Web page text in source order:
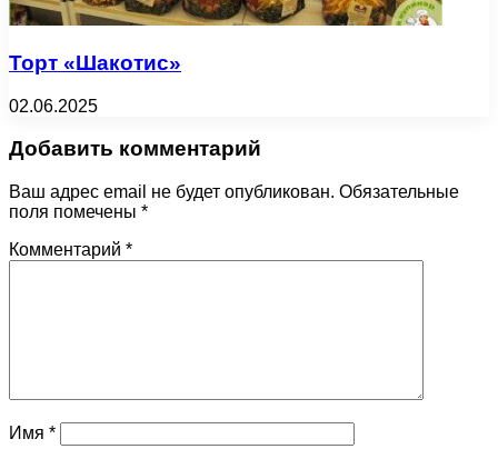
Торт «Шакотис»
02.06.2025
Добавить комментарий
Ваш адрес email не будет опубликован. Обязательные
поля помечены *
Комментарий *
Имя *